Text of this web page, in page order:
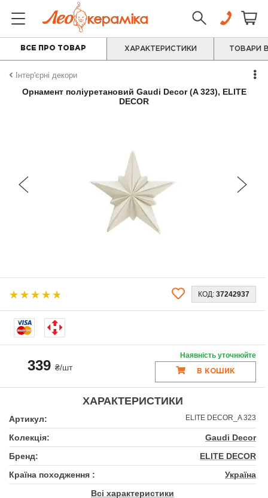
ВСЕ ПРО ТОВАР ХАРАКТЕРИСТИКИ ТОВАРИ В
Інтер'єрні декори
Орнамент поліуретановий Gaudi Decor (A 323), ELITE
DECOR
КОД: 37242937
339₴/шт
Наявність уточнюйте
В КОШИК
ХАРАКТЕРИСТИКИ
Артикул: ELITE DECOR_A 323
Колекція:
Gaudi Decor
Бренд:
ELITE DECOR
Країна походження :
Україна
Всі характеристики